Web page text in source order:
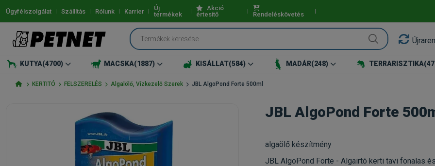
Ügyfélszolgálat Szállítás Rólunk Karrier
Új
termékek
Akció
értesítő
Rendeléskövetés
KUTYA(4700) MACSKA(1887) KISÁLLAT(584) MADÁR(248) TERRARISZTIKA
KERTITÓ FELSZERELÉS Algalölő, Vízkezelő Szerek JBL AlgoPond Forte 500ml
JBL AlgoPond Forte
algaölő készítmény
JBL AlgoPond Forte - Algairtó kerti tavi fonalas